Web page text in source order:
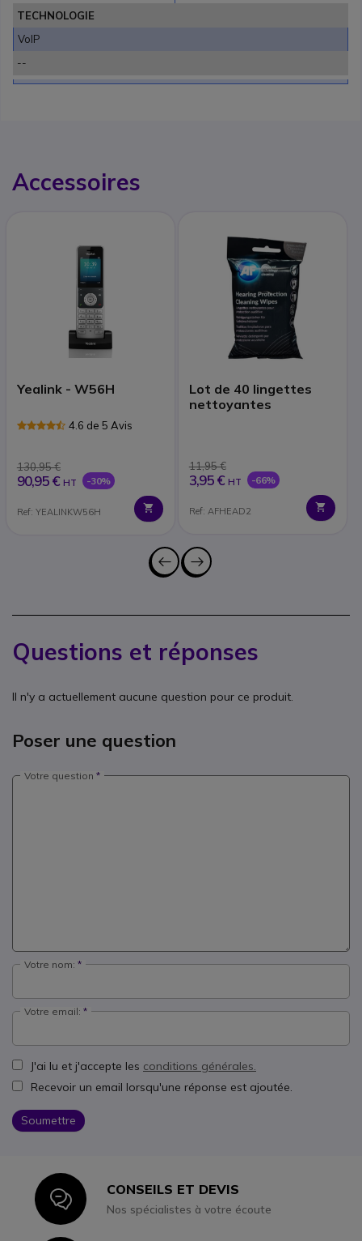
TECHNOLOGIE
VoIP
--
Accessoires
Yealink - W56H
4.6 de 5 Avis
130,95 €
90,95 € HT -30%
Ref: YEALINKW56H
Lot de 40 lingettes
nettoyantes
11,95 €
3,95 € HT -66%
Ref: AFHEAD2
Questions et réponses
Il n'y a actuellement aucune question pour ce produit.
Poser une question
Votre question
Votre nom:
Votre email:
J'ai lu et j'accepte les conditions générales.
Recevoir un email lorsqu'une réponse est ajoutée.
Soumettre
IconCONSEILS ET DEVIS
Nos spécialistes à votre écoute